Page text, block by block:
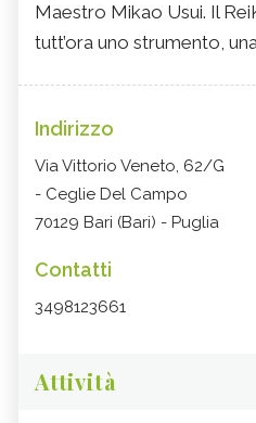
Maestro Mikao Usui. Il
tutt’ora uno strumento,
Indirizzo
Via Vittorio Veneto, 62/G
- Ceglie Del Campo
70129 Bari (Bari) - Puglia
Contatti
3498123661
Attività